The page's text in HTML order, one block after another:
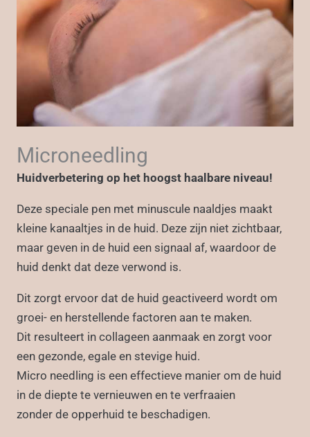
Microneedling
Huidverbetering op het hoogst haalbare niveau!
Deze speciale pen met minuscule naaldjes maakt
kleine kanaaltjes in de huid. Deze zijn niet zichtbaar,
maar geven in de huid een signaal af, waardoor de
huid denkt dat deze verwond is.
Dit zorgt ervoor dat de huid geactiveerd wordt om
groei- en herstellende factoren aan te maken.
Dit resulteert in collageen aanmaak en zorgt voor
een gezonde, egale en stevige huid.
Micro needling is een effectieve manier om de huid
in de diepte te vernieuwen en te verfraaien
zonder de opperhuid te beschadigen.